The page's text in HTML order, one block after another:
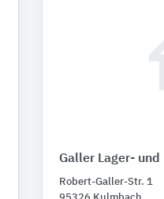
Galler Lager-
Robert-Galler-Str. 1